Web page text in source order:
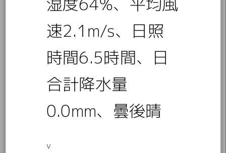
速2.1m/s、日照
時間6.5時間、日
合計降水量
0.0mm、曇後晴
v